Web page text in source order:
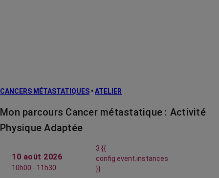
CANCERS MÉTASTATIQUES • ATELIER
Mon parcours Cancer métastatique : Activité
Physique Adaptée
10 août 2026
10h00 - 11h30
3 {{
config.event.instances
}}